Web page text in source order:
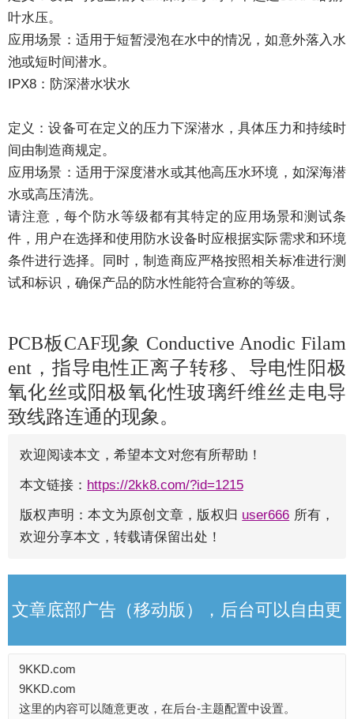
叶水压。
应用场景：适用于短暂浸泡在水中的情况，如意外落入水
池或短时间潜水。
IPX8：防深潜水状水
定义：设备可在定义的压力下深潜水，具体压力和持续时
间由制造商规定。
应用场景：适用于深度潜水或其他高压水环境，如深海潜
水或高压清洗。
请注意，每个防水等级都有其特定的应用场景和测试条
件，用户在选择和使用防水设备时应根据实际需求和环境
条件进行选择。同时，制造商应严格按照相关标准进行测
试和标识，确保产品的防水性能符合宣称的等级。
PCB板CAF现象 Conductive Anodic Filam
ent，指导电性正离子转移、导电性阳极
氧化丝或阳极氧化性玻璃纤维丝走电导
致线路连通的现象。
欢迎阅读本文，希望本文对您有所帮助！
本文链接： https://2kk8.com/?id=1215
版权声明：本文为原创文章，版权归 user666 所有，
欢迎分享本文，转载请保留出处！
文章底部广告（移动版），后台可以自由更
9KKD.com
9KKD.com
这里的内容可以随意更改，在后台-主题配置中设置。